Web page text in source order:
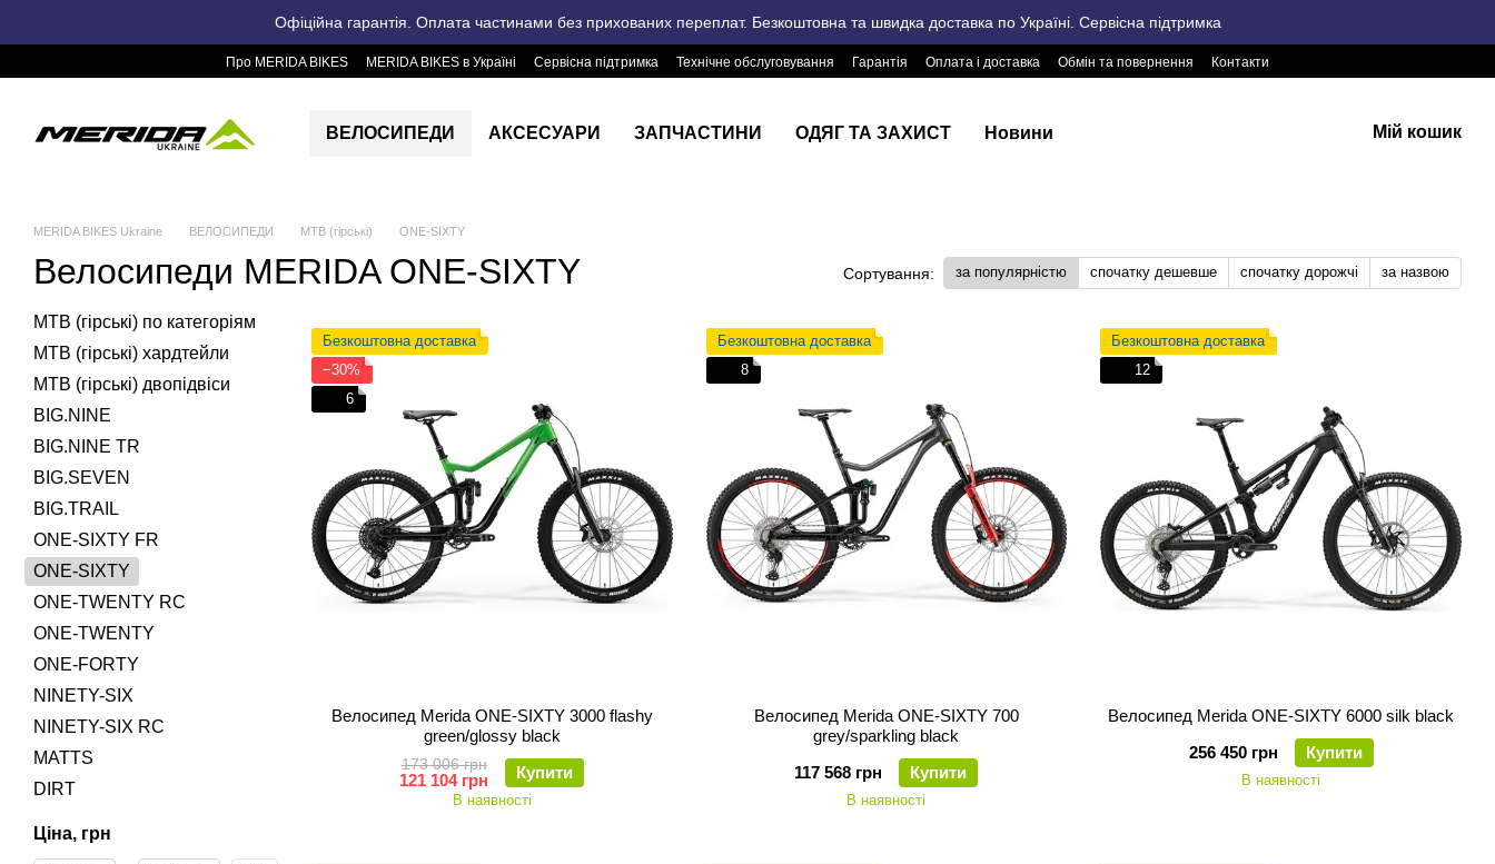
Офіційна гарантія. Оплата частинами без прихованих переплат. Безкоштовна та швидка доставка по Україні. Сервісна підтримка
Про MERIDA BIKES MERIDA BIKES в Україні Сервісна підтримка Технічне обслуговування Гарантія Оплата і доставка Обмін та повернення Контакти
ВЕЛОСИПЕДИ АКСЕСУАРИ ЗАПЧАСТИНИ ОДЯГ ТА ЗАХИСТ Новини Мій кошик
MERIDA BIKES Ukraine ВЕЛОСИПЕДИ MTB (гірські) ONE-SIXTY
Велосипеди MERIDA ONE-SIXTY Сортування: за популярністю спочатку дешевше спочатку дорожчі за назвою
Безкоштовна доставка
−30%
6
Велосипед Merida ONE-SIXTY 3000 flashy
green/glossy black
173 006 грн
121 104 грн Купити
В наявності
Безкоштовна доставка
8
Велосипед Merida ONE-SIXTY 700
grey/sparkling black
117 568 грн
Купити
В наявності
Безкоштовна доставка
12
Велосипед Merida ONE-SIXTY 6000 silk black
256 450 грн
Купити
В наявності
MTB (гірські) по категоріям
MTB (гірські) хардтейли
MTB (гірські) двопідвіси
BIG.NINE
BIG.NINE TR
BIG.SEVEN
BIG.TRAIL
ONE-SIXTY FR
ONE-SIXTY
ONE-TWENTY RC
ONE-TWENTY
ONE-FORTY
NINETY-SIX
NINETY-SIX RC
MATTS
DIRT
Ціна, грн